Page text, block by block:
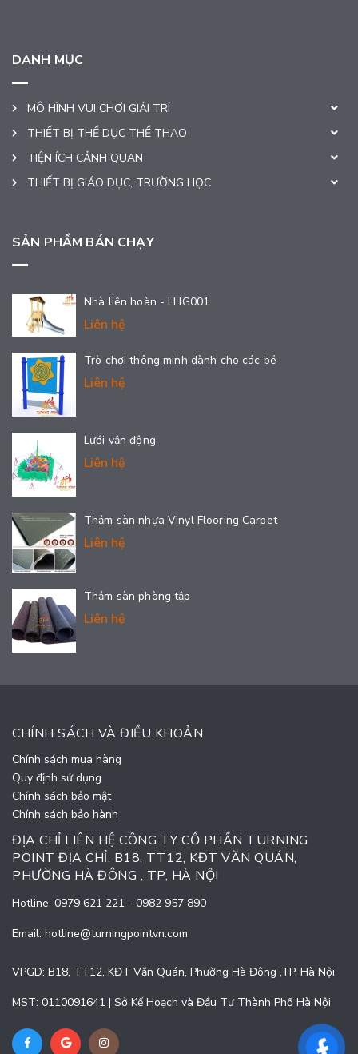
DANH MỤC
MÔ HÌNH VUI CHƠI GIẢI TRÍ
THIẾT BỊ THỂ DỤC THỂ THAO
TIỆN ÍCH CẢNH QUAN
THIẾT BỊ GIÁO DỤC, TRƯỜNG HỌC
SẢN PHẨM BÁN CHẠY
Nhà liên hoàn - LHG001
Liên hệ
Trò chơi thông minh dành cho các bé
Liên hệ
Lưới vận động
Liên hệ
Thảm sàn nhựa Vinyl Flooring Carpet
Liên hệ
Thảm sàn phòng tập
Liên hệ
CHÍNH SÁCH VÀ ĐIỀU KHOẢN
Chính sách mua hàng
Quy định sử dụng
Chính sách bảo mật
Chính sách bảo hành
ĐỊA CHỈ LIÊN HỆ CÔNG TY CỔ PHẦN TURNING
POINT ĐỊA CHỈ: B18, TT12, KĐT VĂN QUÁN,
PHƯỜNG HÀ ĐÔNG , TP, HÀ NỘI
Hotline: 0979 621 221 - 0982 957 890
Email: hotline@turningpointvn.com
VPGD: B18, TT12, KĐT Văn Quán, Phường Hà Đông ,TP, Hà Nội
MST: 0110091641 | Sở Kế Hoạch và Đầu Tư Thành Phố Hà Nội